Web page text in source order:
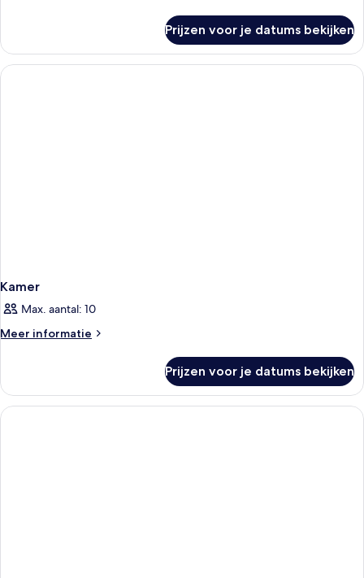
suite,
slaapkamers,
Prijzen voor je datums bekijken
Kamer
Max. aantal: 10
Meer informatie
Meer
Prijzen voor je datums bekijken